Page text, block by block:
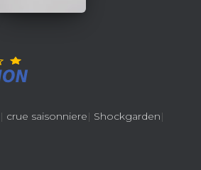
| crue saisonniere| Shockgarden|